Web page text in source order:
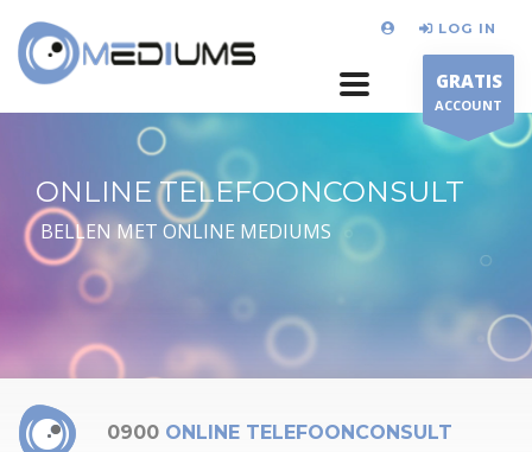
LOG IN
GRATIS
ACCOUNT
ONLINE TELEFOONCONSULT
BELLEN MET ONLINE MEDIUMS
0900 ONLINE TELEFOONCONSULT